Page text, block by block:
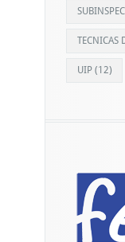
TECNICAS
UIP(12)